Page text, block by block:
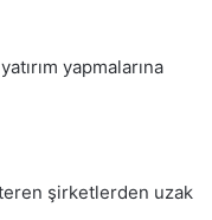
yapmalarına
şirketlerden uzak